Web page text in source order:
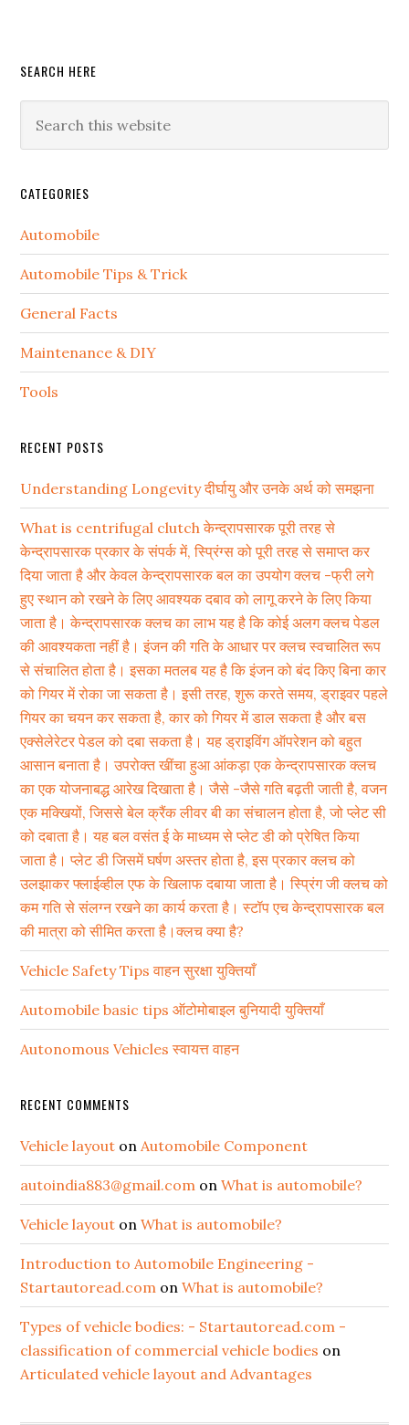
Primary
Sidebar
SEARCH HERE
this
CATEGORIES
Automobile
Automobile Tips & Trick
General Facts
Maintenance & DIY
Tools
RECENT POSTS
Understanding Longevity दीर्घायु और उनके अर्थ को समझना
What is centrifugal clutch केन्द्रापसारक पूरी तरह से
केन्द्रापसारक प्रकार के संपर्क में, स्प्रिंग्स को पूरी तरह से समाप्त कर
दिया जाता है और केवल केन्द्रापसारक बल का उपयोग क्लच -फ्री लगे
हुए स्थान को रखने के लिए आवश्यक दबाव को लागू करने के लिए किया
जाता है। केन्द्रापसारक क्लच का लाभ यह है कि कोई अलग क्लच पेडल
की आवश्यकता नहीं है। इंजन की गति के आधार पर क्लच स्वचालित रूप
से संचालित होता है। इसका मतलब यह है कि इंजन को बंद किए बिना कार
को गियर में रोका जा सकता है। इसी तरह, शुरू करते समय, ड्राइवर पहले
गियर का चयन कर सकता है, कार को गियर में डाल सकता है और बस
एक्सेलेरेटर पेडल को दबा सकता है। यह ड्राइविंग ऑपरेशन को बहुत
आसान बनाता है। उपरोक्त खींचा हुआ आंकड़ा एक केन्द्रापसारक क्लच
का एक योजनाबद्ध आरेख दिखाता है। जैसे -जैसे गति बढ़ती जाती है, वजन
एक मक्खियों, जिससे बेल क्रैंक लीवर बी का संचालन होता है, जो प्लेट सी
को दबाता है। यह बल वसंत ई के माध्यम से प्लेट डी को प्रेषित किया
जाता है। प्लेट डी जिसमें घर्षण अस्तर होता है, इस प्रकार क्लच को
उलझाकर फ्लाईव्हील एफ के खिलाफ दबाया जाता है। स्प्रिंग जी क्लच को
कम गति से संलग्न रखने का कार्य करता है। स्टॉप एच केन्द्रापसारक बल
की मात्रा को सीमित करता है।क्लच क्या है?
Vehicle Safety Tips वाहन सुरक्षा युक्तियाँ
Automobile basic tips ऑटोमोबाइल बुनियादी युक्तियाँ
Autonomous Vehicles स्वायत्त वाहन
RECENT COMMENTS
Vehicle layout onAutomobile Component
autoindia883@gmail.com onWhat is automobile?
Vehicle layout onWhat is automobile?
Introduction to Automobile Engineering -
Startautoread.com onWhat is automobile?
Types of vehicle bodies: - Startautoread.com -
classification of commercial vehicle bodies on
Articulated vehicle layout and Advantages